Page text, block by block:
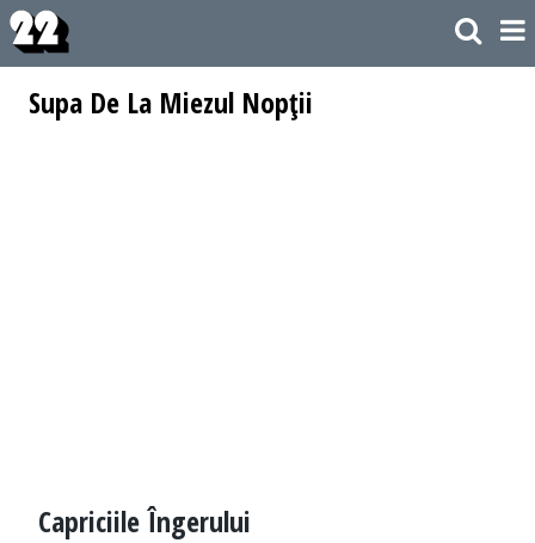
Supa De La Miezul Nopţii
Capriciile Îngerului